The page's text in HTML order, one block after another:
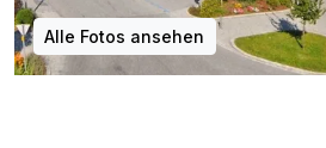
Alle Fotos ansehen